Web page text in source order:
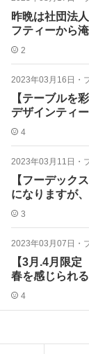
昨晩は社団法
フティーから
2
2023年03月16日 ・
【テーブルを
デザインティ
4
2023年03月11日 ・
【フーデック
になりますが
3
2023年03月07日 ・
【3月.4月限
春を感じられ
4